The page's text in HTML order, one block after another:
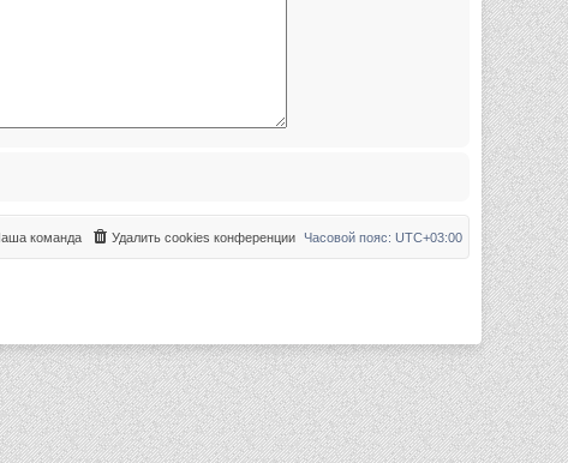
Часовой пояс: UTC+03:00
Удалить cookies конференции
команда